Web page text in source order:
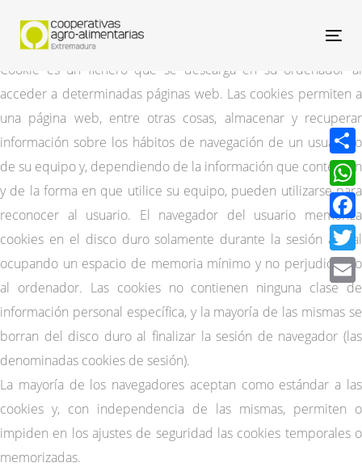
Cookie es un fichero que se descarga en su ordenador al
acceder a determinadas páginas web. Las cookies permiten a
una página web, entre otras cosas, almacenar y recuperar
información sobre los hábitos de navegación de un usuario o
de su equipo y, dependiendo de la información que contengan
y de la forma en que utilice su equipo, pueden utilizarse para
reconocer al usuario. El navegador del usuario memoriza
cookies en el disco duro solamente durante la sesión actual
ocupando un espacio de memoria mínimo y no perjudicando
al ordenador. Las cookies no contienen ninguna clase de
información personal específica, y la mayoría de las mismas se
borran del disco duro al finalizar la sesión de navegador (las
denominadas cookies de sesión).
La mayoría de los navegadores aceptan como estándar a las
cookies y, con independencia de las mismas, permiten o
impiden en los ajustes de seguridad las cookies temporales o
memorizadas.
Email